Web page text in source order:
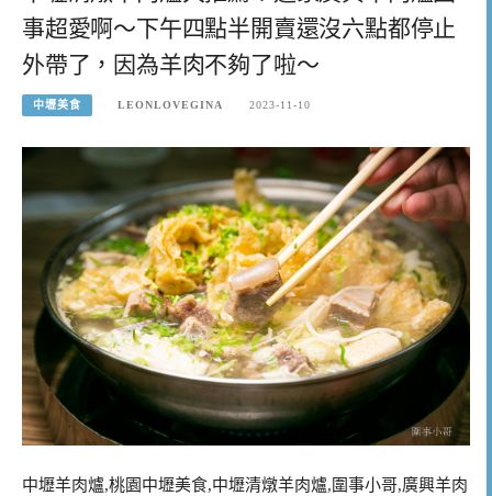
事超愛啊～下午四點半開賣還沒六點都停止
外帶了，因為羊肉不夠了啦～
中壢美食 LEONLOVEGINA 2023-11-10
中壢羊肉爐,桃園中壢美食,中壢清燉羊肉爐,圍事小哥,廣興羊肉